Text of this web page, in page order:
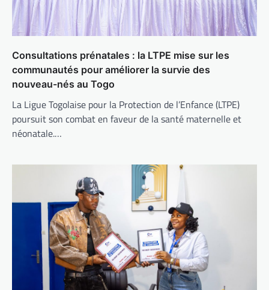
Consultations prénatales : la LTPE mise sur les
communautés pour améliorer la survie des
nouveau-nés au Togo
La Ligue Togolaise pour la Protection de l’Enfance (LTPE)
poursuit son combat en faveur de la santé maternelle et
néonatale.…